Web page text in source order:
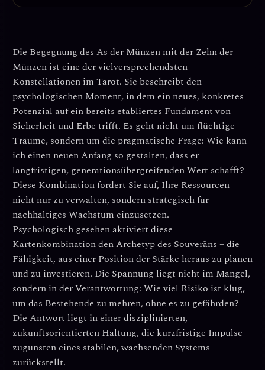
Die Begegnung des As der Münzen mit der Zehn der
Münzen ist eine der vielversprechendsten
Konstellationen im Tarot. Sie beschreibt den
psychologischen Moment, in dem ein neues, konkretes
Potenzial auf ein bereits etabliertes Fundament von
Sicherheit und Erbe trifft. Es geht nicht um flüchtige
Träume, sondern um die pragmatische Frage: Wie kann
ich einen neuen Anfang so gestalten, dass er
langfristigen, generationsübergreifenden Wert schafft?
Diese Kombination fordert Sie auf, Ihre Ressourcen
nicht nur zu verwalten, sondern strategisch für
nachhaltiges Wachstum einzusetzen.
Psychologisch gesehen aktiviert diese
Kartenkombination denArchetyp des Souveräns – die
Fähigkeit, aus einer Position der Stärke heraus zu planen
und zu investieren. Die Spannung liegt nicht im Mangel,
sondern in der Verantwortung: Wie viel Risiko ist klug,
um das Bestehende zu mehren, ohne es zu gefährden?
Die Antwort liegt in einerdisziplinierten,
zukunftsorientierten Haltung, die kurzfristige Impulse
zugunsten eines stabilen, wachsenden Systems
zurückstellt.